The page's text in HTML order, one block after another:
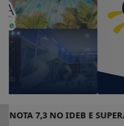
7,3 NO IDEB E SUPERA